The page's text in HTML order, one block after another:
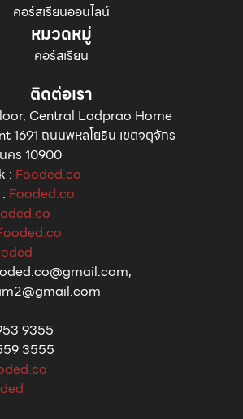
คอร์สเรียนออนไลน์
หมวดหมู่
คอร์สเรียน
ติดต่อเรา
Central Ladprao Home
1691 ถนนพหลโยธิน เขตจตุจักร
คร 10900
: Fooded.co
: Fooded.co
9355
3555⁣